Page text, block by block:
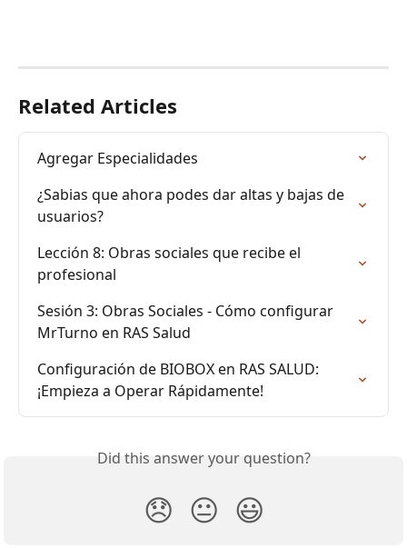
Related Articles
Agregar Especialidades
¿Sabias que ahora podes dar altas y bajas de
usuarios?
Lección 8: Obras sociales que recibe el
profesional
Sesión 3: Obras Sociales - Cómo configurar
MrTurno en RAS Salud
Configuración de BIOBOX en RAS SALUD:
¡Empieza a Operar Rápidamente!
Did this answer your question?
😞 😐 😃